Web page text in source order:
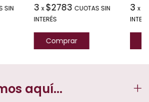
SIN
3 x$2783 CUOTAS SIN
INTERÉS
3 x
aquí...